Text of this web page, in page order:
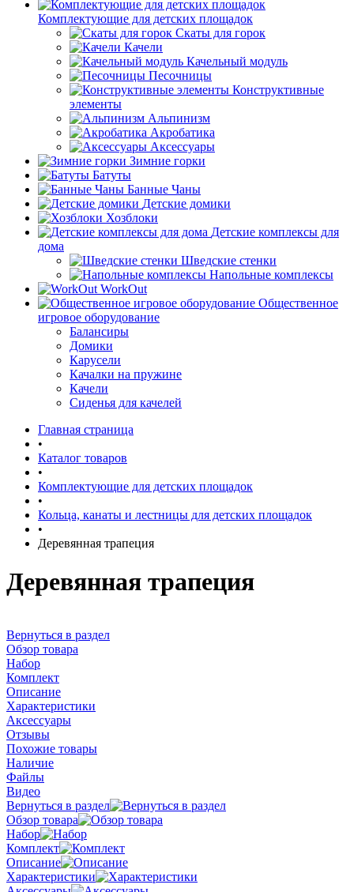
Комплектующие для детских площадок
Скаты для горок
Качели
Качельный модуль
Песочницы
Конструктивные
элементы
Альпинизм
Акробатика
Аксессуары
Зимние горки
Батуты
Банные Чаны
Детские домики
Хозблоки
Детские комплексы для
дома
Шведские стенки
Напольные комплексы
WorkOut
Общественное
игровое оборудование
Балансиры
Домики
Карусели
Качалки на пружине
Качели
Сиденья для качелей
Главная страница
•
Каталог товаров
•
Комплектующие для детских площадок
•
Кольца, канаты и лестницы для детских площадок
•
Деревянная трапеция
Деревянная трапеция
Вернуться в раздел
Обзор товара
Набор
Комплект
Описание
Характеристики
Аксессуары
Отзывы
Похожие товары
Наличие
Файлы
Видео
Вернуться в раздел
Обзор товара
Набор
Комплект
Описание
Характеристики